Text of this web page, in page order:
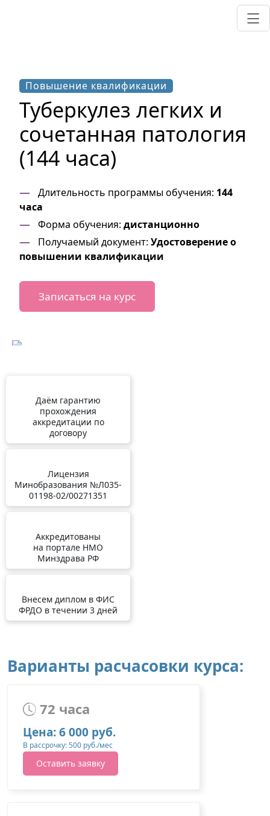
Повышение квалификации
Туберкулез легких и
сочетанная патология
(144 часа)
Длительность программы обучения: 144
часа
Форма обучения: дистанционно
Получаемый документ: Удостоверение о
повышении квалификации
Записаться на курс
Даём гарантию
прохождения
аккредитации по
договору
Лицензия
Минобразования №Л035-
01198-02/00271351
Аккредитованы
на портале НМО
Минздрава РФ
Внесем диплом в ФИС
ФРДО в течении 3 дней
Варианты расчасовки курса:
72 часа
Цена: 6 000 руб.
В рассрочку: 500 руб./мес
Оставить заявку